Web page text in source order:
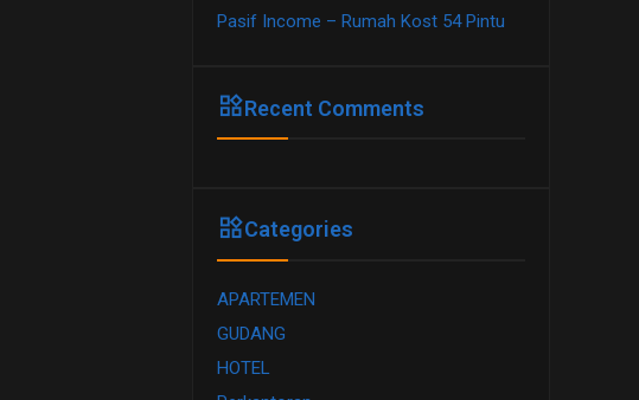
Pasif Income – Rumah Kost 54 Pintu
widgetsRecent Comments
widgetsCategories
APARTEMEN
GUDANG
HOTEL